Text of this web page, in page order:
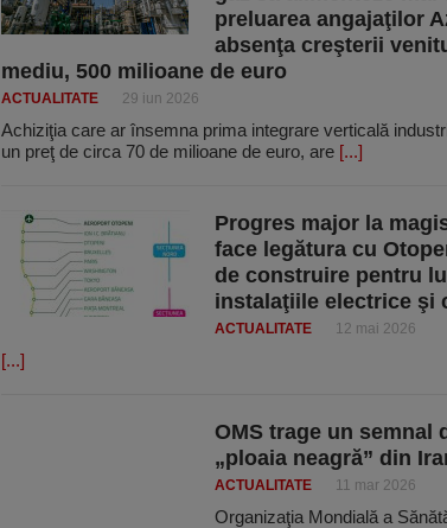
preluarea angajaţilor
absenţa creşterii
mediu, 500 milioane de euro
ACTUALITATE 29 iun 2026
Achiziţia care ar însemna prima integrare verticală
un preţ de circa 70 de milioane de euro, are [...]
Progres major la
face legătura cu
de construire pentru
instalaţiile electrice şi
ACTUALITATE 12 mai 2026
[...]
OMS trage un semnal
„ploaia neagră” din
ACTUALITATE 11 mar 2026
Organizaţia Mondială a